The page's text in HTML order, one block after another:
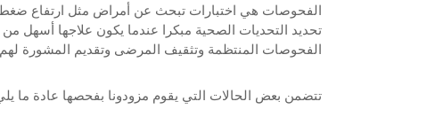
تحديد التحديات الصحية مبكرا عندما يكون علاجها أسهل
الفحوصات المنتظمة وتثقيف المرضى وتقديم المشورة
تتضمن بعض الحالات التي يقوم مزودونا بفحصها عادة ما